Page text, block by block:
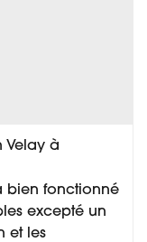
Velay à
bien fonctionné
excepté un
et les